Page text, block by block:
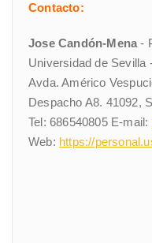
Contacto:
Jose Candón-Mena -
Universidad de Sevilla
Avda. Américo
Despacho A8. 41092,
Tel: 686540805 E-mail:
Web: https://